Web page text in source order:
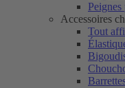
Accessoires
Tout